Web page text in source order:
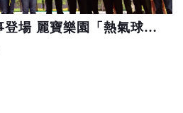
中台灣最夯年度盛事登場 麗寶樂園「熱氣球夢想節」讓台中觀光市場升空高飛